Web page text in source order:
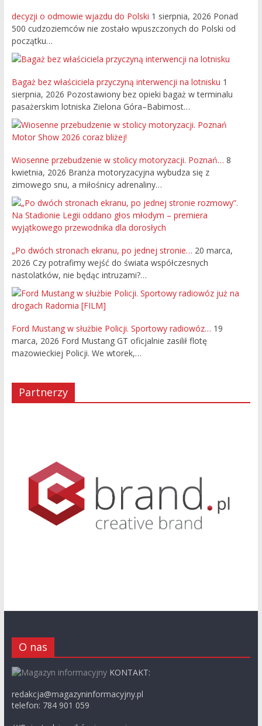
decyzji o odmowie wjazdu do Polski 1 sierpnia, 2026 Ponad
500 cudzoziemców nie zostało wpuszczonych do Polski od
początku…
Bagaż bez właściciela przyczyną interwencji na lotnisku 1
sierpnia, 2026 Pozostawiony bez opieki bagaż w terminalu
pasażerskim lotniska Zielona Góra–Babimost…
Wiosenne przebudzenie w stolicy motoryzacji. Poznań… 8
kwietnia, 2026 Branża motoryzacyjna wybudza się z
zimowego snu, a miłośnicy adrenaliny…
„Po dwóch stronach ekranu, po jednej stronie… 20 marca,
2026 Czy potrafimy wejść do świata współczesnych
nastolatków, nie będąc intruzami?…
Ford Mustang w służbie Policji. Sportowy radiowóz… 19
marca, 2026 Ford Mustang GT oficjalnie zasilił flotę
mazowieckiej Policji. We wtorek,…
Partnerzy
O nas
KONTAKT:
redakcja@magazyninformacyjny.pl
telefon: 784 901 059